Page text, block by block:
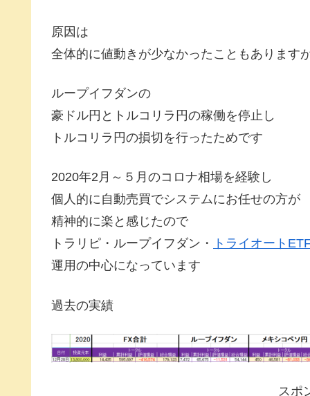
原因は
全体的に値動きが少なかったこともあります
ループイフダンの
豪ドル円とトルコリラ円の稼働を停止し
トルコリラ円の損切を行ったためです
2020年2月～５月のコロナ相場を経験し
個人的に自動売買でシステムにお任せの方が
精神的に楽と感じたので
トラリピ・ループイフダン・
トライオート
運用の中心になっています
過去の実績
スポ